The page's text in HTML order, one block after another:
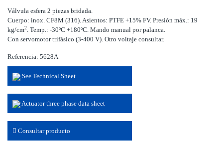
Válvula esfera 2 piezas bridada.
Cuerpo: inox. CF8M (316). Asientos: PTFE +15% FV. Presión máx.: 19
kg/cm2. Temp.: -30ºC +180ºC. Mando manual por palanca.
Con servomotor trifásico (3-400 V). Otro voltaje consultar.
Referencia: 5628A
See Technical Sheet
Actuator three phase data sheet
Consultar producto